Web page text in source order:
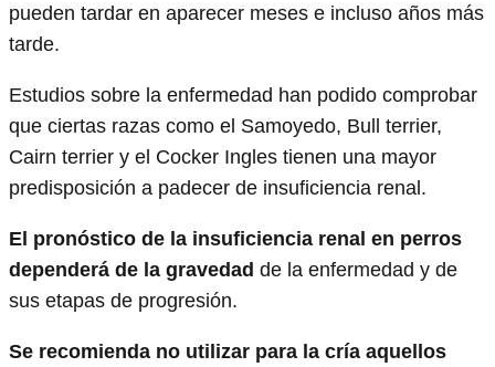
pueden tardar en aparecer meses e incluso años más
tarde.
Estudios sobre la enfermedad han podido comprobar
que ciertas razas como el Samoyedo, Bull terrier,
Cairn terrier y el Cocker Ingles tienen una mayor
predisposición a padecer de insuficiencia renal.
El pronóstico de la insuficiencia renal en perros
dependerá de la gravedad de la enfermedad y de
sus etapas de progresión.
Se recomienda no utilizar para la cría aquellos